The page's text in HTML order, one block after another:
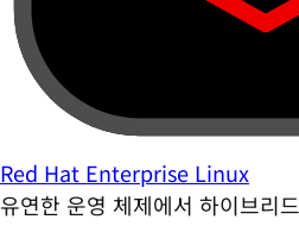
Red Hat Enterprise Linux
유연한 운영 체제에서 하이브리